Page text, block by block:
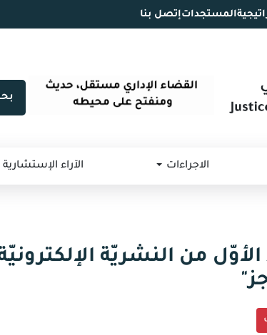
المستجداتإتصل بنا
الاجراءات الآراء الإستشارية
الأوّل من النشريّة